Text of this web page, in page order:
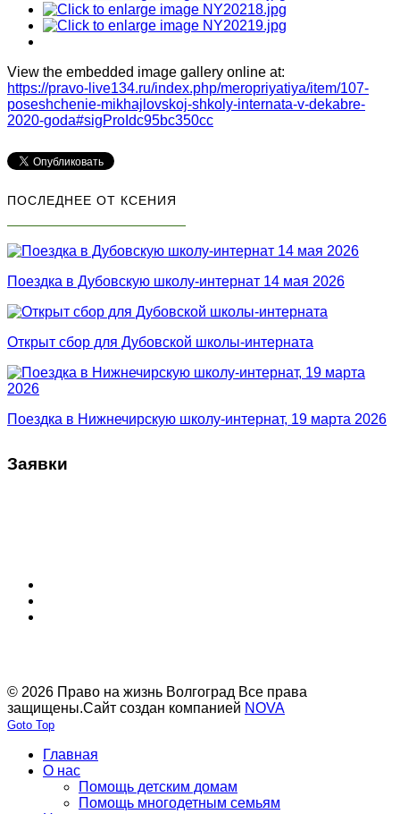
View the embedded image gallery online at:
https://pravo-live134.ru/index.php/meropriyatiya/item/107-
poseshchenie-mikhajlovskoj-shkoly-internata-v-dekabre-
2020-goda#sigProIdc95bc350cc
ПОСЛЕДНЕЕ ОТ КСЕНИЯ
Поездка в Дубовскую школу-интернат 14 мая 2026
Открыт сбор для Дубовской школы-интерната
Поездка в Нижнечирскую школу-интернат, 19 марта 2026
Заявки
© 2026 Право на жизнь Волгоград Все права
защищены.Сайт создан компанией NOVA
Goto Top
Главная
О нас
Помощь детским домам
Помощь многодетным семьям